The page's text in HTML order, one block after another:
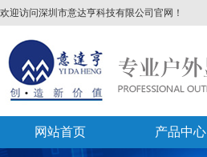
欢迎访问深圳市意达亨科技有限公司官网！
网站首页 产品中心